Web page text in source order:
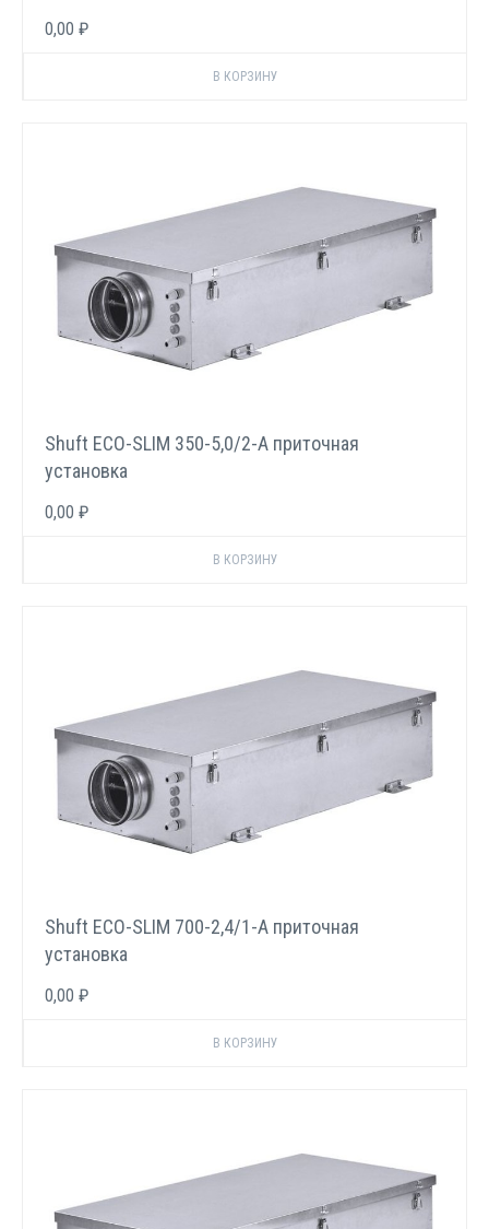
0,00 ₽
Shuft ECO-SLIM 350-5,0/2-А приточная
установка
0,00 ₽
Shuft ECO-SLIM 700-2,4/1-А приточная
установка
0,00 ₽